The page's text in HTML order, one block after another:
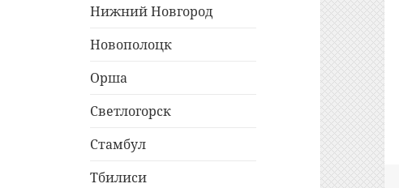
Нижний Новгород
Новополоцк
Орша
Светлогорск
Стамбул
Тбилиси